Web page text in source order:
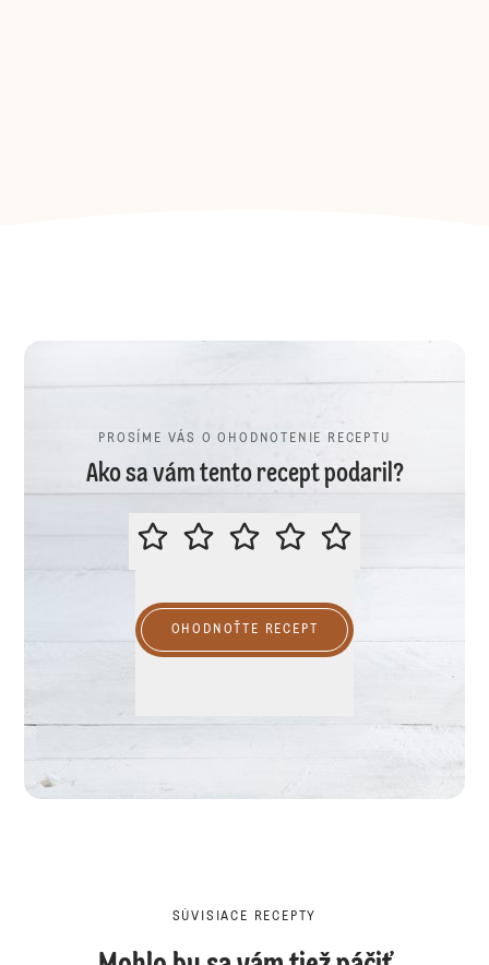
PROSÍME VÁS O OHODNOTENIE RECEPTU
Ako sa vám tento recept podaril?
PROSÍME VÁS O OHODNOTENIE
OHODNOŤTE RECEPT
SÚVISIACE RECEPTY